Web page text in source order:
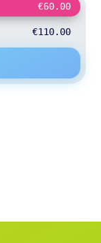
€60.00
€110.00